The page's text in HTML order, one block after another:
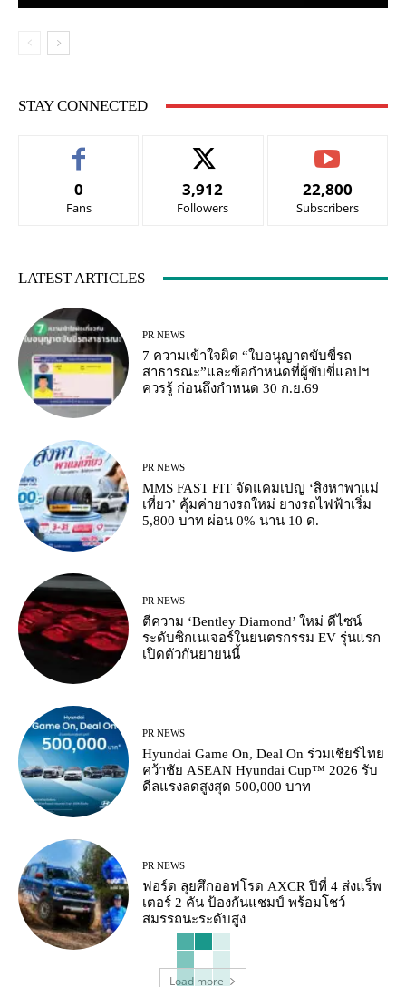
STAY CONNECTED
0
Fans
3,912
Followers
22,800
Subscribers
LATEST ARTICLES
PR NEWS
7 ความเข้าใจผิด “ใบอนุญาตขับขี่รถ
สาธารณะ”และข้อกำหนดที่ผู้ขับขี่แอปฯ
ควรรู้ ก่อนถึงกำหนด 30 ก.ย.69
PR NEWS
MMS FAST FIT จัดแคมเปญ ‘สิงหาพาแม่
เที่ยว’ คุ้มค่ายางรถใหม่ ยางรถไฟฟ้าเริ่ม
5,800 บาท ผ่อน 0% นาน 10 ด.
PR NEWS
ตีความ ‘Bentley Diamond’ ใหม่ ดีไซน์
ระดับซิกเนเจอร์ในยนตรกรรม EV รุ่นแรก
เปิดตัวกันยายนนี้
PR NEWS
Hyundai Game On, Deal On ร่วมเชียร์ไทย
คว้าชัย ASEAN Hyundai Cup™ 2026 รับ
ดีลแรงลดสูงสุด 500,000 บาท
PR NEWS
ฟอร์ด ลุยศึกออฟโรด AXCR ปีที่ 4 ส่งแร็พ
เตอร์ 2 คัน ป้องกันแชมป์ พร้อมโชว์
สมรรถนะระดับสูง
Load more